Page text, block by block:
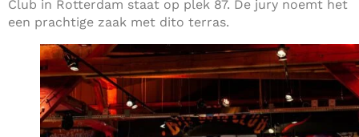
Club in Rotterdam staat op plek 87. De jury noemt het
een prachtige zaak met dito terras.